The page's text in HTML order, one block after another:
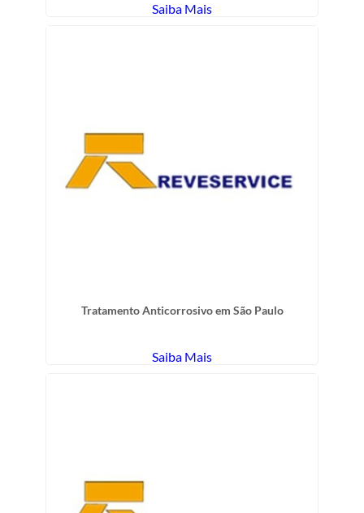
Saiba Mais
Tratamento Anticorrosivo em São Paulo
Saiba Mais